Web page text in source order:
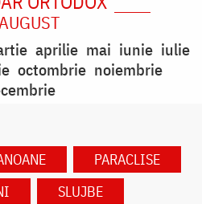
aprilie mai iunie iulie
octombrie noiembrie
PARACLISE
SLUJBE